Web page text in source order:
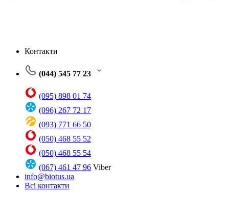
Контакти
(044) 545 77 23
(095) 898 01 74
(096) 267 72 17
(093) 771 66 50
(050) 468 55 52
(050) 468 55 54
(067) 461 47 96 Viber
info@biotus.ua
Всі контакти